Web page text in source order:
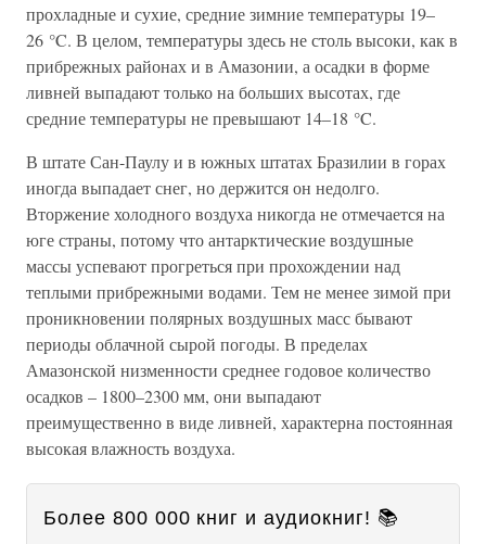
прохладные и сухие, средние зимние температуры 19–
26 °C. В целом, температуры здесь не столь высоки, как в
прибрежных районах и в Амазонии, а осадки в форме
ливней выпадают только на больших высотах, где
средние температуры не превышают 14–18 °C.
В штате Сан-Паулу и в южных штатах Бразилии в горах
иногда выпадает снег, но держится он недолго.
Вторжение холодного воздуха никогда не отмечается на
юге страны, потому что антарктические воздушные
массы успевают прогреться при прохождении над
теплыми прибрежными водами. Тем не менее зимой при
проникновении полярных воздушных масс бывают
периоды облачной сырой погоды. В пределах
Амазонской низменности среднее годовое количество
осадков – 1800–2300 мм, они выпадают
преимущественно в виде ливней, характерна постоянная
высокая влажность воздуха.
Более 800 000 книг и аудиокниг! 📚